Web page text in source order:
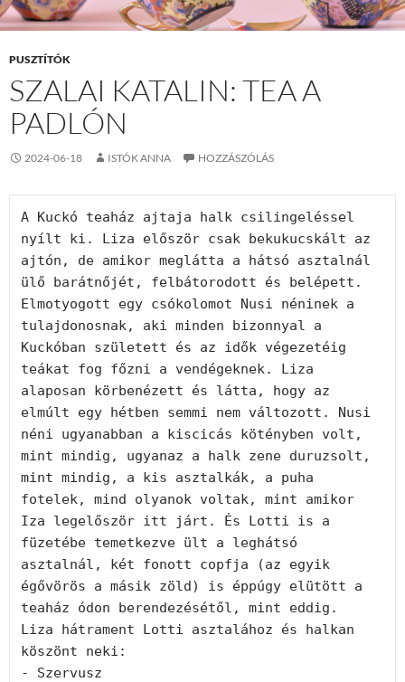
PUSZTÍTÓK
SZALAI KATALIN: TEA A
PADLÓN
2024-06-18 ISTÓK ANNA HOZZÁSZÓLÁS
A Kuckó teaház ajtaja halk csilingeléssel
nyílt ki. Liza először csak bekukucskált az
ajtón, de amikor meglátta a hátsó asztalnál
ülő barátnőjét, felbátorodott és belépett.
Elmotyogott egy csókolomot Nusi néninek a
tulajdonosnak, aki minden bizonnyal a
Kuckóban született és az idők végezetéig
teákat fog főzni a vendégeknek. Liza
alaposan körbenézett és látta, hogy az
elmúlt egy hétben semmi nem változott. Nusi
néni ugyanabban a kiscicás kötényben volt,
mint mindig, ugyanaz a halk zene duruzsolt,
mint mindig, a kis asztalkák, a puha
fotelek, mind olyanok voltak, mint amikor
Iza legelőször itt járt. És Lotti is a
füzetébe temetkezve ült a leghátsó
asztalnál, két fonott copfja (az egyik
égővörös a másik zöld) is éppúgy elütött a
teaház ódon berendezésétől, mint eddig.
Liza hátrament Lotti asztalához és halkan
köszönt neki:
- Szervusz